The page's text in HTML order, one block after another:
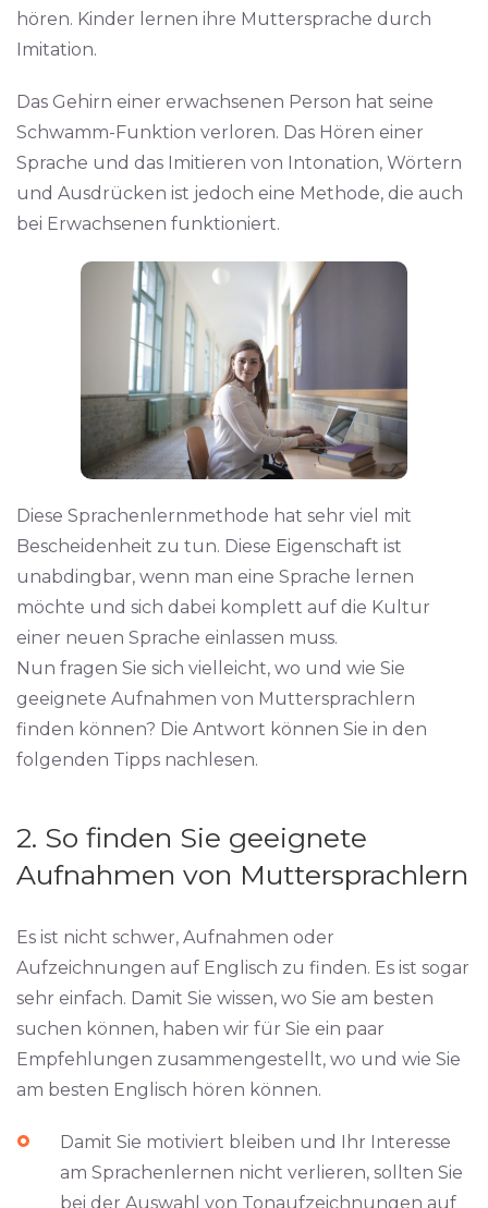
hören. Kinder lernen ihre Muttersprache durch
Imitation.
Das Gehirn einer erwachsenen Person hat seine
Schwamm-Funktion verloren. Das Hören einer
Sprache und das Imitieren von Intonation, Wörtern
und Ausdrücken ist jedoch eine Methode, die auch
bei Erwachsenen funktioniert.
Diese Sprachenlernmethode hat sehr viel mit
Bescheidenheit zu tun. Diese Eigenschaft ist
unabdingbar, wenn man eine Sprache lernen
möchte und sich dabei komplett auf die Kultur
einer neuen Sprache einlassen muss.
Nun fragen Sie sich vielleicht, wo und wie Sie
geeignete Aufnahmen von Muttersprachlern
finden können? Die Antwort können Sie in den
folgenden Tipps nachlesen.
2. So finden Sie geeignete
Aufnahmen von Muttersprachlern
Es ist nicht schwer, Aufnahmen oder
Aufzeichnungen auf Englisch zu finden. Es ist sogar
sehr einfach. Damit Sie wissen, wo Sie am besten
suchen können, haben wir für Sie ein paar
Empfehlungen zusammengestellt, wo und wie Sie
am besten Englisch hören können.
Damit Sie motiviert bleiben und Ihr Interesse
am Sprachenlernen nicht verlieren, sollten Sie
bei der Auswahl von Tonaufzeichnungen auf